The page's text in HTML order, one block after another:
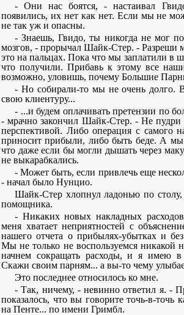
- Они нас боятся, - настаивал
появились, их нет как нет. Если мы не
не так уж и опасны.
- Знаешь, Гвидо, ты никогда не мог
мозгов, - прорычал Шайк-Стер. - Разреши
это на пальцах. Пока что мы заплатили в
что получили. Прибавь к этому все
возможно, уловишь, почему Большие
- Но собирали-то мы не очень долго.
свою клиентуру...
- ...и будем оплачивать претензии по
- мрачно закончил Шайк-Стер. - Не
перспективой. Либо операция с самого
приносит прибыли, либо быть беде. А мы
что даже если бы могли дышать через
не выкарабкались.
- Может быть, если привлечь еще
- начал было Нунцио.
Шайк-Стер хлопнул ладонью по столу,
помощника.
- Никаких новых накладных
меня хватает неприятностей с
нашего отчета о прибылях-убытках и
Мы не только не воспользуемся
начнем сокращать расходы, и я имею
Скажи своим парням... а вы-то чему
Это последнее относилось ко мне.
- Так, ничему, - невинно ответил я. -
показалось, что вы говорите точь-в-точь
на Пенте... по имени Гримбл.